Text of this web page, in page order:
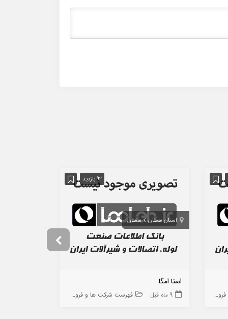
ها
92 بازدید
استان سمنان سمنان
استا امگا
9 ماه قبل فهرست شرکت ها و فروشگاه ها